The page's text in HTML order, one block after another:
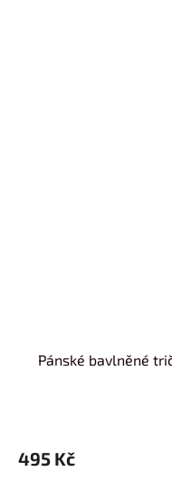
Pánské bavlněné
495 Kč